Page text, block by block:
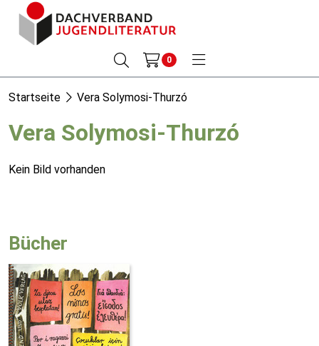
0
Startseite Vera Solymosi-Thurzó
Vera Solymosi-Thurzó
Kein Bild vorhanden
Bücher